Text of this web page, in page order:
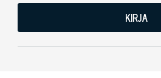
KIRJA